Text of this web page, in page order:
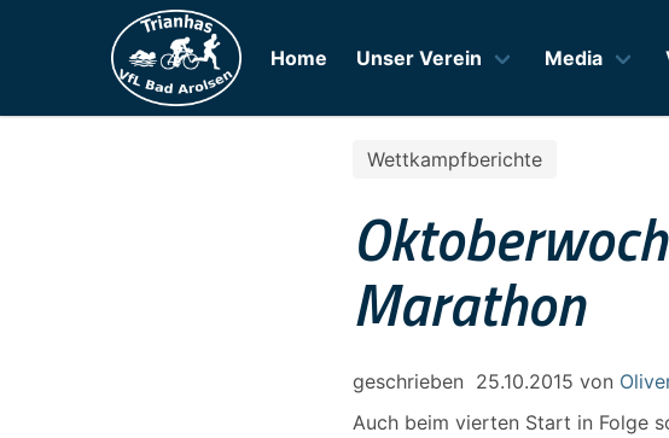
Home Unser Verein Media
Wettkampfberichte
Marathon
geschrieben 25.10.2015 von
Auch beim vierten Start in Folge